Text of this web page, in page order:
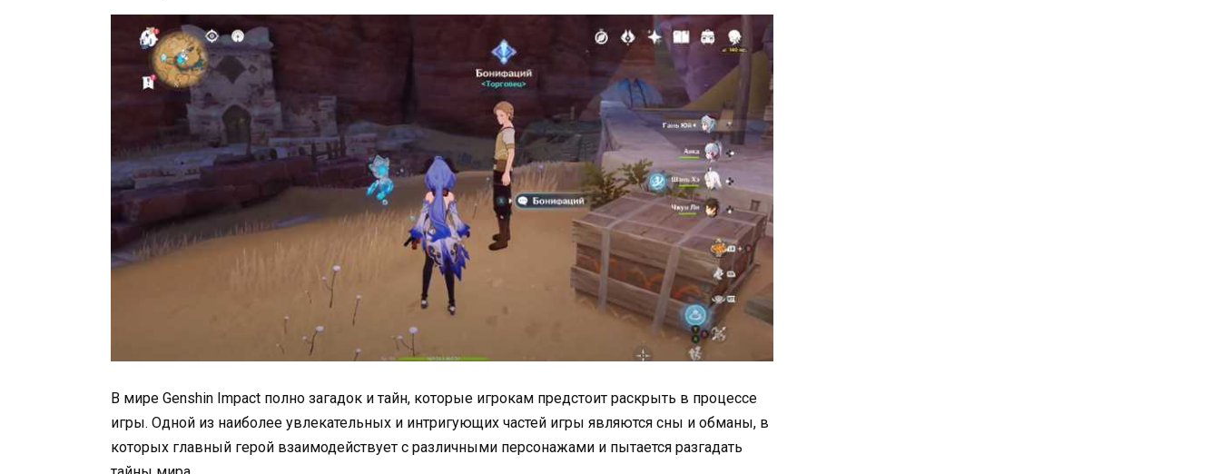
В мире Genshin Impact полно загадок и тайн, которые игрокам предстоит раскрыть в процессе
игры. Одной из наиболее увлекательных и интригующих частей игры являются сны и обманы, в
которых главный герой взаимодействует с различными персонажами и пытается разгадать